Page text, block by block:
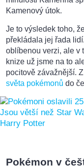
Kamenový útok.
Je to výsledek toho,
překládala jej řada
oblíbenou verzi, ale v
knize už jsme na to
pocitově závažnější.
světa pokémonů do
Pokémon v